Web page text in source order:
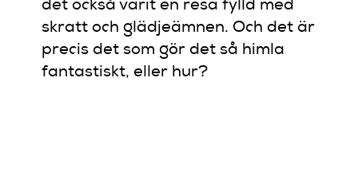
det också varit en resa fylld med
skratt och glädjeämnen. Och det är
precis det som gör det så himla
fantastiskt, eller hur?